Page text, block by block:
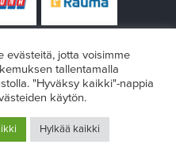
evästeitä, jotta voisimme
tallentamalla
"Hyväksy kaikki"-nappia
käytön.
Hylkää kaikki